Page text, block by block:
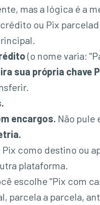
mas a lógica é a
ou Pix
(o nome varia:
sua própria chave
encargos. Não pule
Pix como destino
plataforma.
escolhe "Pix com
parcela a parcela,